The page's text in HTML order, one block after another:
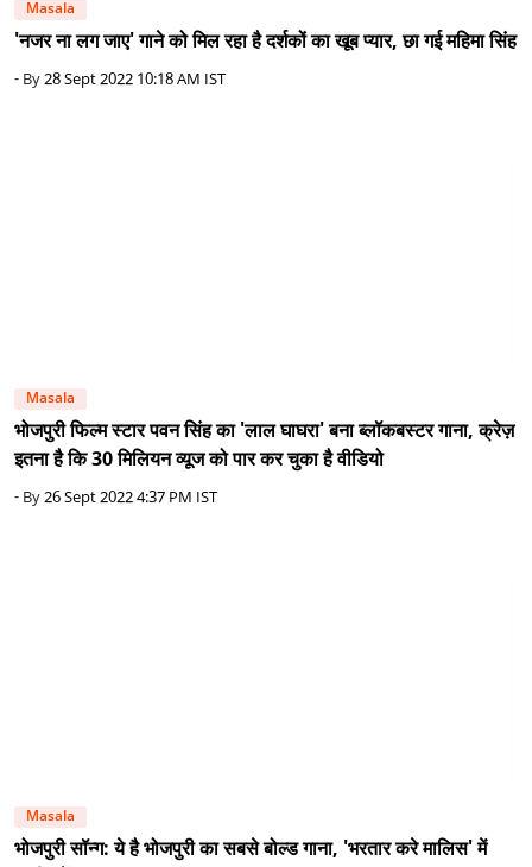
Masala
'नजर ना लग जाए' गाने को मिल रहा है दर्शकों का खूब प्यार, छा गई महिमा सिंह
- By28 Sept 2022 10:18 AM IST
Masala
भोजपुरी फिल्म स्टार पवन सिंह का 'लाल घाघरा' बना ब्लॉकबस्टर गाना, क्रेज़
इतना है कि 30 मिलियन व्यूज को पार कर चुका है वीडियो
- By26 Sept 2022 4:37 PM IST
Masala
भोजपुरी सॉन्ग: ये है भोजपुरी का सबसे बोल्ड गाना, 'भरतार करे मालिस' में